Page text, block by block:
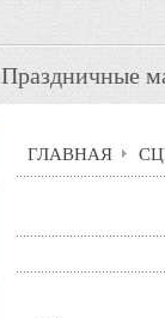
Праздничные
ГЛАВНАЯ